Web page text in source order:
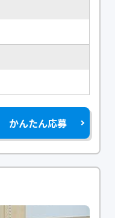
かんたん応募